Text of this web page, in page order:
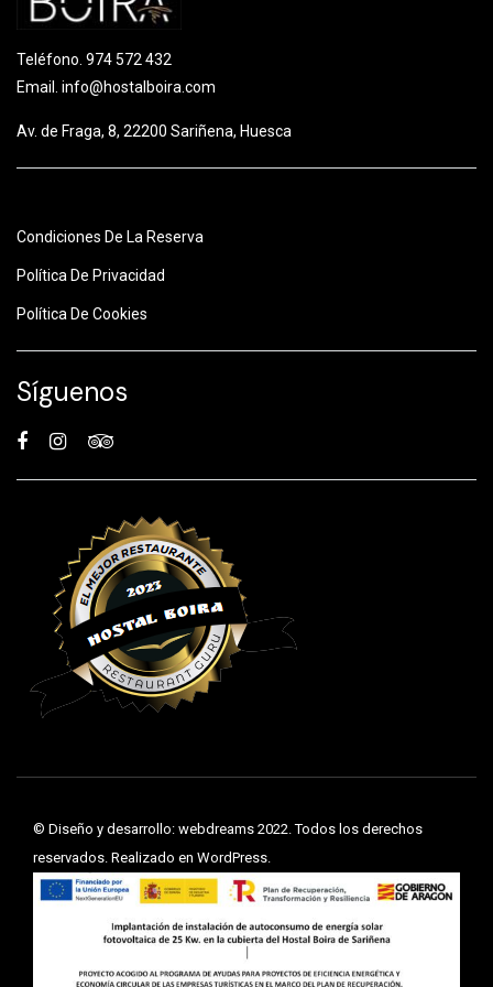
product
page
Teléfono. 974 572 432
Email. info@hostalboira.com
Av. de Fraga, 8, 22200 Sariñena, Huesca
Condiciones De La Reserva
Política De Privacidad
Política De Cookies
Síguenos
© Diseño y desarrollo: webdreams 2022. Todos los derechos
reservados. Realizado en WordPress.